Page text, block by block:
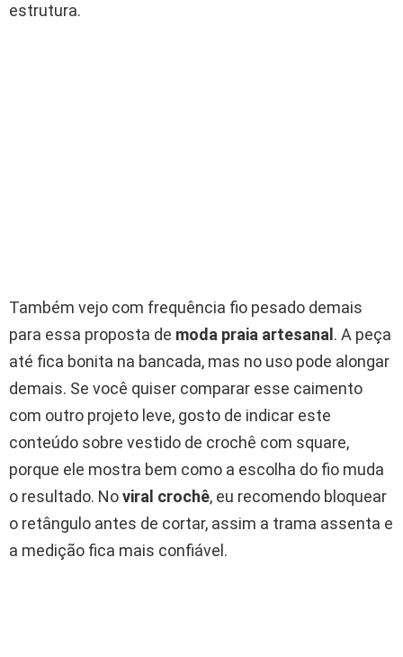
estrutura.
Também vejo com frequência fio pesado demais
para essa proposta de moda praia artesanal . A peça
até fica bonita na bancada, mas no uso pode alongar
demais. Se você quiser comparar esse caimento
com outro projeto leve, gosto de indicar este
conteúdo sobre vestido de crochê com square,
porque ele mostra bem como a escolha do fio muda
o resultado. Noviral crochê, eu recomendo bloquear
o retângulo antes de cortar, assim a trama assenta e
a medição fica mais confiável.